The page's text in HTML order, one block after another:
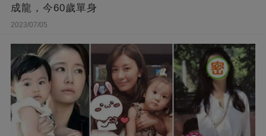
成龍，今60歲單身
2023/07/05